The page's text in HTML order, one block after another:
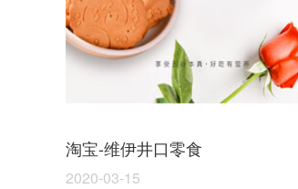
淘宝-维伊井口零食
2020-03-15